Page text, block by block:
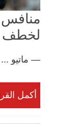
منافس
لخطف
— ماتيو ...
أكمل